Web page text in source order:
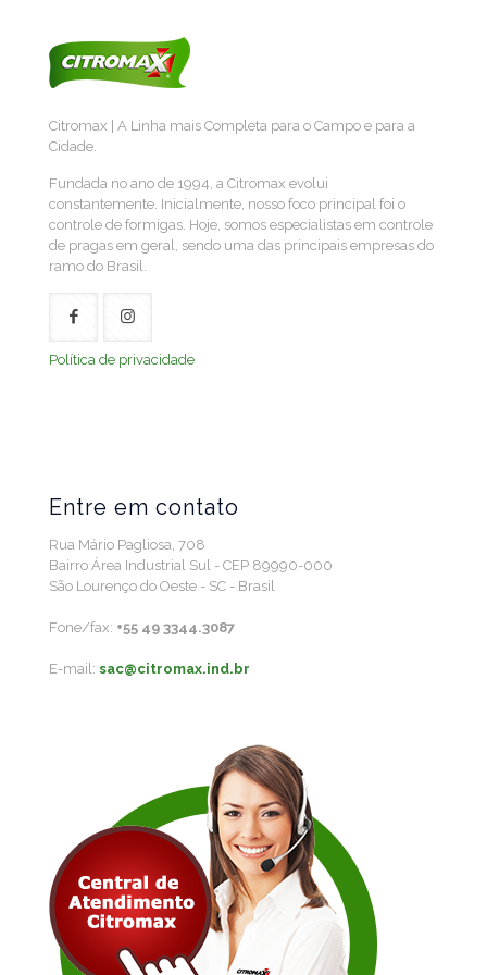
Citromax | A Linha mais Completa para o Campo e para a
Cidade.
Fundada no ano de 1994, a Citromax evolui
constantemente. Inicialmente, nosso foco principal foi o
controle de formigas. Hoje, somos especialistas em controle
de pragas em geral, sendo uma das principais empresas do
ramo do Brasil.
Política de privacidade
Entre em contato
Rua Mário Pagliosa, 708
Bairro Área Industrial Sul - CEP 89990-000
São Lourenço do Oeste - SC - Brasil
Fone/fax: +55 49 3344.3087
E-mail: sac@citromax.ind.br